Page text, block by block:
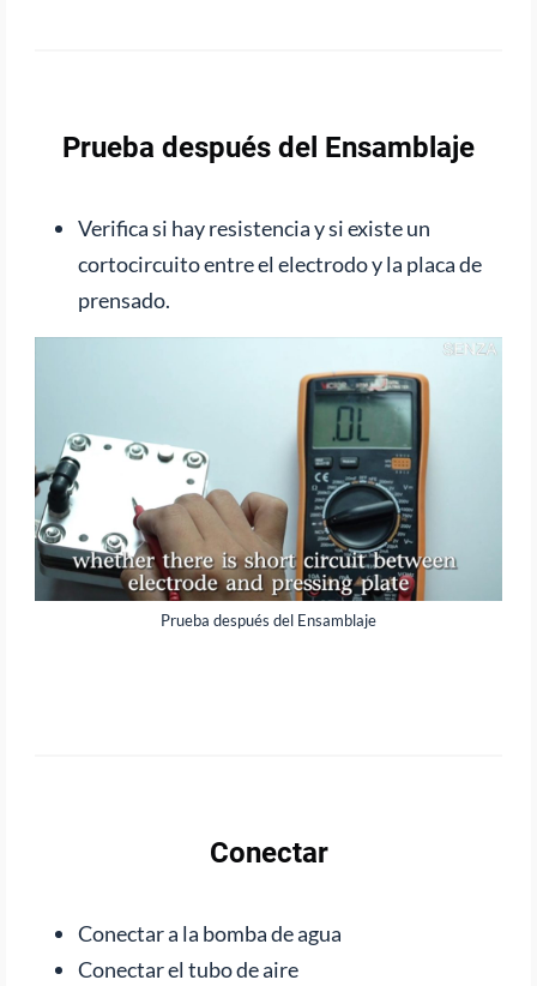
Prueba después del Ensamblaje
Verifica si hay resistencia y si existe un
cortocircuito entre el electrodo y la placa de
prensado.
Prueba después del Ensamblaje
Conectar
Conectar a la bomba de agua
Conectar el tubo de aire